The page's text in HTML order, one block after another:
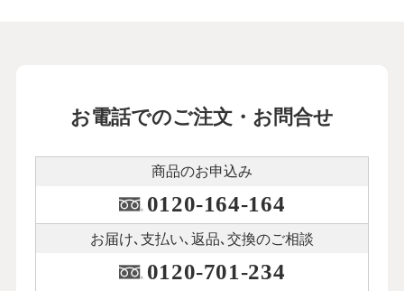
お電話でのご注文・お問合せ
商品のお申込み
0120-164-164
お届け､支払い､ 返品､交換のご相談
0120-701-234